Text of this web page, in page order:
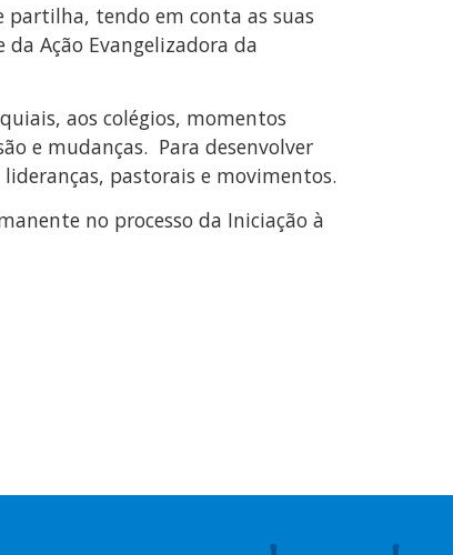
partilha, tendo em conta as suas
Ação Evangelizadora da
aos colégios, momentos
e mudanças. Para desenvolver
pastorais e movimentos.
no processo da Iniciação à